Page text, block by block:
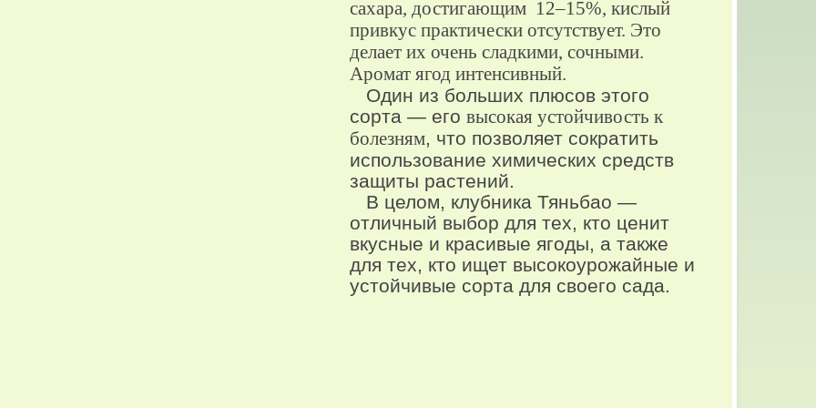
сахара, достигающим 12–15%, кислый
привкус практически отсутствует. Это
делает их очень сладкими, сочными.
Аромат ягод интенсивный.
Один из больших плюсов этого
сорта — его высокая устойчивость к
болезням, что позволяет сократить
использование химических средств
защиты растений.
В целом, клубника Тяньбао —
отличный выбор для тех, кто ценит
вкусные и красивые ягоды, а также
для тех, кто ищет высокоурожайные и
устойчивые сорта для своего сада.